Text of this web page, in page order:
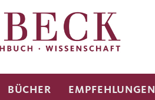
BÜCHER EMPFEHLUNGEN